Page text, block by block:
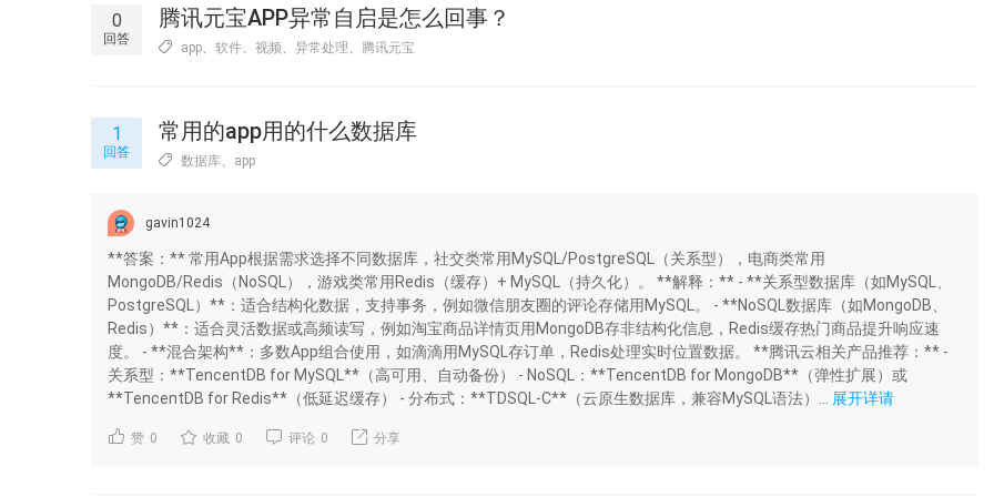
腾讯元宝APP异常自启是怎么回事？
0
回答
app 软件 视频 异常处理 腾讯元宝
常用的app用的什么数据库
1
回答
数据库 app
gavin1024
**答案：** 常用App根据需求选择不同数据库，社交类常用MySQL/PostgreSQL（关系型），电商类常用
MongoDB/Redis（NoSQL），游戏类常用Redis（缓存）+ MySQL（持久化）。 **解释：** - **关系型数据库（如MySQL、
PostgreSQL）**：适合结构化数据，支持事务，例如微信朋友圈的评论存储用MySQL。 - **NoSQL数据库（如MongoDB、
Redis）**：适合灵活数据或高频读写，例如淘宝商品详情页用MongoDB存非结构化信息，Redis缓存热门商品提升响应速
度。 - **混合架构**：多数App组合使用，如滴滴用MySQL存订单，Redis处理实时位置数据。 **腾讯云相关产品推荐：** -
关系型：**TencentDB for MySQL**（高可用、自动备份） - NoSQL：**TencentDB for MongoDB**（弹性扩展）或
**TencentDB for Redis**（低延迟缓存） - 分布式：**TDSQL-C**（云原生数据库，兼容MySQL语法）...
展开详请
赞 0 收藏 0 评论 0 分享